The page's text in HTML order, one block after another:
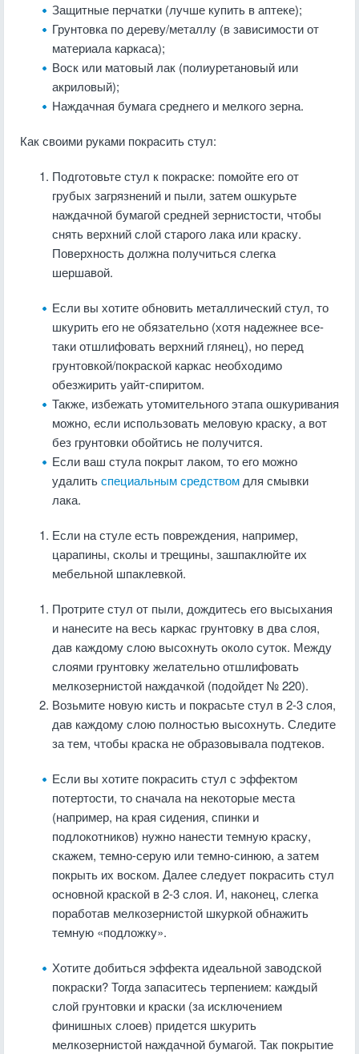
Защитные перчатки (лучше купить в аптеке);
Грунтовка по дереву/металлу (в зависимости от
материала каркаса);
Воск или матовый лак (полиуретановый или
акриловый);
Наждачная бумага среднего и мелкого зерна.
Как своими руками покрасить стул:
Подготовьте стул к покраске: помойте его от
грубых загрязнений и пыли, затем ошкурьте
наждачной бумагой средней зернистости, чтобы
снять верхний слой старого лака или краску.
Поверхность должна получиться слегка
шершавой.
Если вы хотите обновить металлический стул, то
шкурить его не обязательно (хотя надежнее все-
таки отшлифовать верхний глянец), но перед
грунтовкой/покраской каркас необходимо
обезжирить уайт-спиритом.
Также, избежать утомительного этапа ошкуривания
можно, если использовать меловую краску, а вот
без грунтовки обойтись не получится.
Если ваш стула покрыт лаком, то его можно
удалитьспециальным средством для смывки
лака.
Если на стуле есть повреждения, например,
царапины, сколы и трещины, зашпаклюйте их
мебельной шпаклевкой.
Протрите стул от пыли, дождитесь его высыхания
и нанесите на весь каркас грунтовку в два слоя,
дав каждому слою высохнуть около суток. Между
слоями грунтовку желательно отшлифовать
мелкозернистой наждачкой (подойдет № 220).
Возьмите новую кисть и покрасьте стул в 2-3 слоя,
дав каждому слою полностью высохнуть. Следите
за тем, чтобы краска не образовывала подтеков.
Если вы хотите покрасить стул с эффектом
потертости, то сначала на некоторые места
(например, на края сидения, спинки и
подлокотников) нужно нанести темную краску,
скажем, темно-серую или темно-синюю, а затем
покрыть их воском. Далее следует покрасить стул
основной краской в 2-3 слоя. И, наконец, слегка
поработав мелкозернистой шкуркой обнажить
темную «подложку».
Хотите добиться эффекта идеальной заводской
покраски? Тогда запаситесь терпением: каждый
слой грунтовки и краски (за исключением
финишных слоев) придется шкурить
мелкозернистой наждачной бумагой. Так покрытие